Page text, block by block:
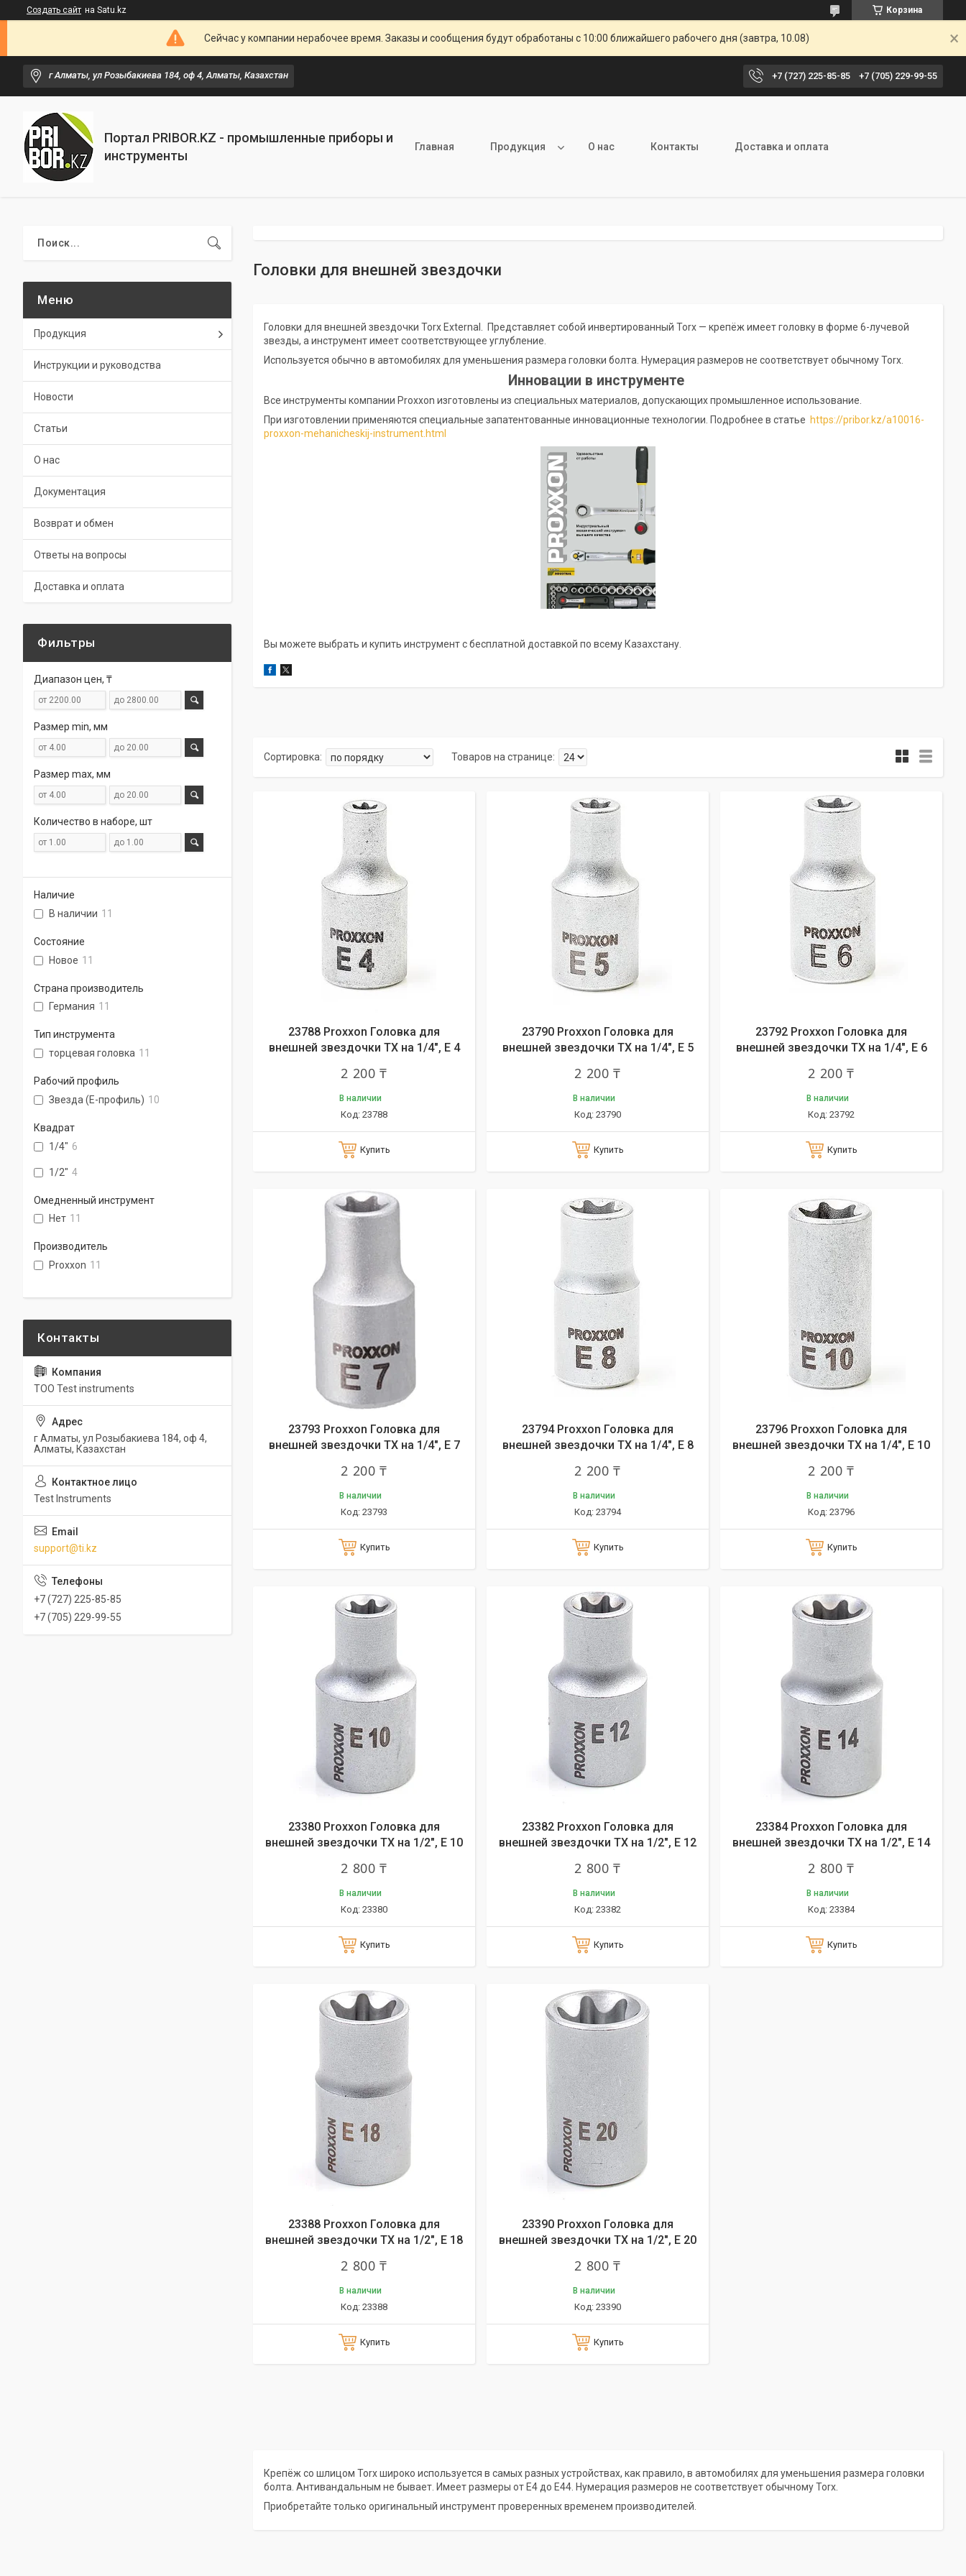
Создать сайт на Satu.kz Корзина
Сейчас у компании нерабочее время. Заказы и сообщения будут обработаны с 10:00 ближайшего рабочего дня (завтра, 10.08)
г Алматы, ул Розыбакиева 184, оф 4, Алматы, Казахстан +7 (727) 225-85-85 +7 (705) 229-99-55
Портал PRIBOR.KZ - промышленные приборы и
инструменты
Главная Продукция О нас Контакты Доставка и оплата
Головки для внешней звездочки
Головки для внешней звездочки Torx External. Представляет собой инвертированный Torx — крепёж имеет головку в форме 6-лучевой
звезды, а инструмент имеет соответствующее углубление.
Используется обычно в автомобилях для уменьшения размера головки болта. Нумерация размеров не соответствует обычному Torx.
Инновации в инструменте
Все инструменты компании Proxxon изготовлены из специальных материалов, допускающих промышленное использование.
При изготовлении применяются специальные запатентованные инновационные технологии. Подробнее в статье https://pribor.kz/a10016-
proxxon-mehanicheskij-instrument.html
Вы можете выбрать и купить инструмент с бесплатной доставкой по всему Казахстану.
23788 Proxxon Головка для
внешней звездочки ТХ на 1/4", E 4
2 200 ₸
В наличии
23788
Купить
23790 Proxxon Головка для
внешней звездочки ТХ на 1/4", E 5
2 200 ₸
В наличии
23790
Купить
23792 Proxxon Головка для
внешней звездочки ТХ на 1/4", E 6
2 200 ₸
В наличии
23792
Купить
23793 Proxxon Головка для
внешней звездочки ТХ на 1/4", E 7
2 200 ₸
В наличии
23793
Купить
23794 Proxxon Головка для
внешней звездочки ТХ на 1/4", E 8
2 200 ₸
В наличии
23794
Купить
23796 Proxxon Головка для
внешней звездочки ТХ на 1/4", E 10
2 200 ₸
В наличии
23796
Купить
23380 Proxxon Головка для
внешней звездочки ТХ на 1/2", E 10
2 800 ₸
В наличии
23380
Купить
23382 Proxxon Головка для
внешней звездочки ТХ на 1/2", E 12
2 800 ₸
В наличии
23382
Купить
23384 Proxxon Головка для
внешней звездочки ТХ на 1/2", E 14
2 800 ₸
В наличии
23384
Купить
23388 Proxxon Головка для
внешней звездочки ТХ на 1/2", E 18
2 800 ₸
В наличии
23388
Купить
23390 Proxxon Головка для
внешней звездочки ТХ на 1/2", E 20
2 800 ₸
В наличии
23390
Купить
Крепёж со шлицом Torx широко используется в самых разных устройствах, как правило, в автомобилях для уменьшения размера головки
болта. Антивандальным не бывает. Имеет размеры от E4 до E44. Нумерация размеров не соответствует обычному Torx.
Приобретайте только оригинальный инструмент проверенных временем производителей.
Продукция
Инструкции и руководства
Новости
Статьи
О нас
Документация
Возврат и обмен
Ответы на вопросы
Доставка и оплата
Фильтры
Диапазон цен, ₸
Размер min, мм
Размер max, мм
Количество в наборе, шт
Наличие
В наличии 11
Состояние
Новое 11
Страна производитель
Германия 11
Тип инструмента
торцевая головка 11
Рабочий профиль
Звезда (Е-профиль) 10
Квадрат
1/4" 6
1/2" 4
Омедненный инструмент
Нет 11
Производитель
Proxxon 11
ТОО Test instruments
г Алматы, ул Розыбакиева 184, оф 4,
Алматы, Казахстан
Test Instruments
support@ti.kz
+7 (727) 225-85-85
+7 (705) 229-99-55